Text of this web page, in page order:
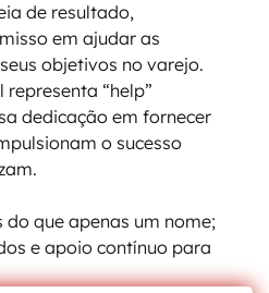
de resultado,
em ajudar as
objetivos no varejo.
“help”
dedicação em fornecer
o sucesso
do que apenas um nome;
e apoio contínuo para